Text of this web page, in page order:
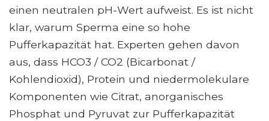
einen neutralen pH-Wert aufweist. Es ist nicht
klar, warum Sperma eine so hohe
Pufferkapazität hat. Experten gehen davon
aus, dass HCO3 / CO2 (Bicarbonat /
Kohlendioxid), Protein und niedermolekulare
Komponenten wie Citrat, anorganisches
Phosphat und Pyruvat zur Pufferkapazität